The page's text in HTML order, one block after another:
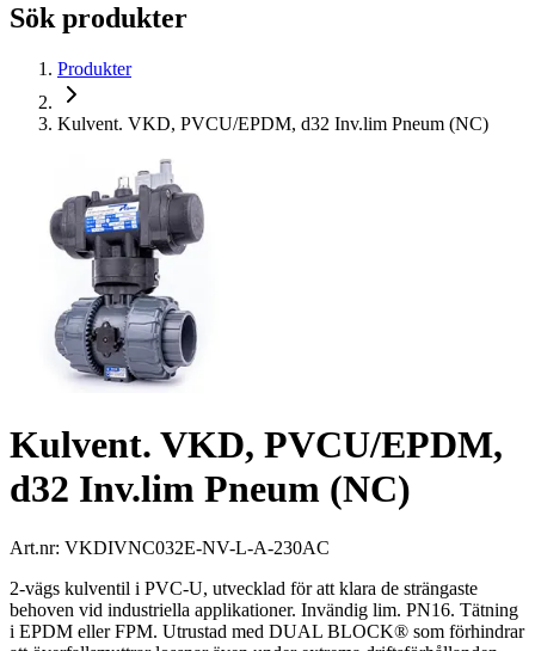
Sök produkter
Produkter
Kulvent. VKD, PVCU/EPDM, d32 Inv.lim Pneum (NC)
Kulvent. VKD, PVCU/EPDM,
d32 Inv.lim Pneum (NC)
Art.nr: VKDIVNC032E-NV-L-A-230AC
2-vägs kulventil i PVC-U, utvecklad för att klara de strängaste
behoven vid industriella applikationer. Invändig lim. PN16. Tätning
i EPDM eller FPM. Utrustad med DUAL BLOCK® som förhindrar